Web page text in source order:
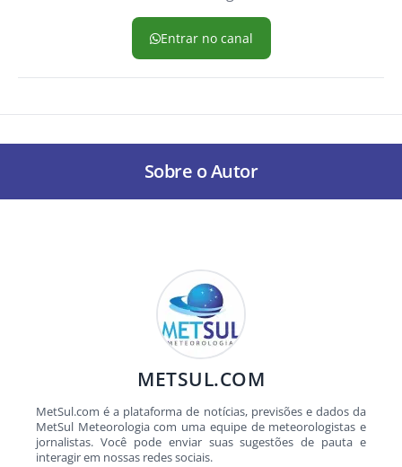
Entrar no canal
Sobre o Autor
METSUL.COM
MetSul.com é a plataforma de notícias, previsões e dados da
MetSul Meteorologia com uma equipe de meteorologistas e
jornalistas. Você pode enviar suas sugestões de pauta e
interagir em nossas redes sociais.